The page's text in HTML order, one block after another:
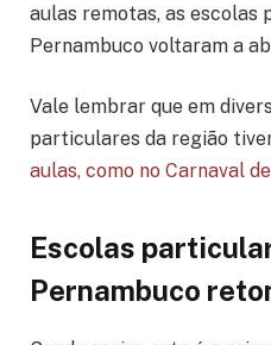
aulas remotas, as escolas
Pernambuco voltaram a
Vale lembrar que em
particulares da região
aulas, como no Carnaval
Escolas
Pernambuco